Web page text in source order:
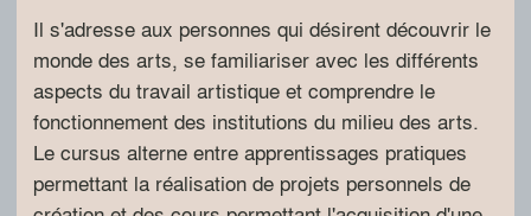
Il s'adresse aux personnes qui désirent découvrir le
monde des arts, se familiariser avec les différents
aspects du travail artistique et comprendre le
fonctionnement des institutions du milieu des arts.
Le cursus alterne entre apprentissages pratiques
permettant la réalisation de projets personnels de